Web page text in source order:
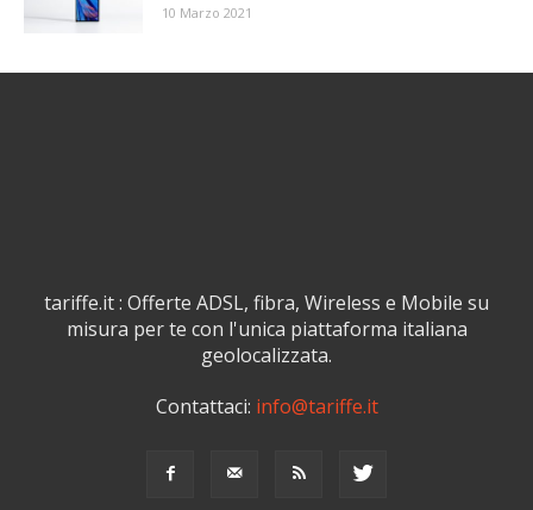
10 Marzo 2021
tariffe.it : Offerte ADSL, fibra, Wireless e Mobile su
misura per te con l'unica piattaforma italiana
geolocalizzata.
Contattaci: info@tariffe.it